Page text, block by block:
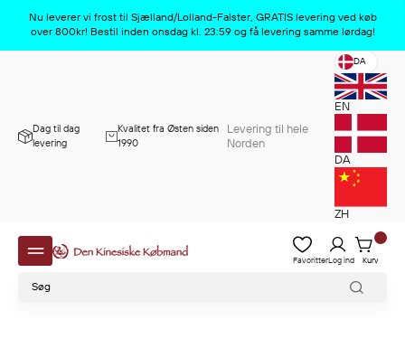
Nu leverer vi frost til Sjælland/Lolland-Falster, GRATIS levering ved køb
over 800kr! Bestil inden onsdag kl. 23:59 og få levering samme lørdag!
Dag til dag
levering
Kvalitet fra Østen siden
1990
Levering til hele
Norden
DA
EN
DA
ZH
FavoritterLog ind Kurv
Produktet er nu slettet x